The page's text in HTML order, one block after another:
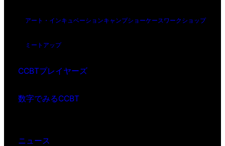
アート・インキュベーションキャンプショーケースワークショップ
ミートアップ
CCBTプレイヤーズ
数字でみるCCBT
ニュース